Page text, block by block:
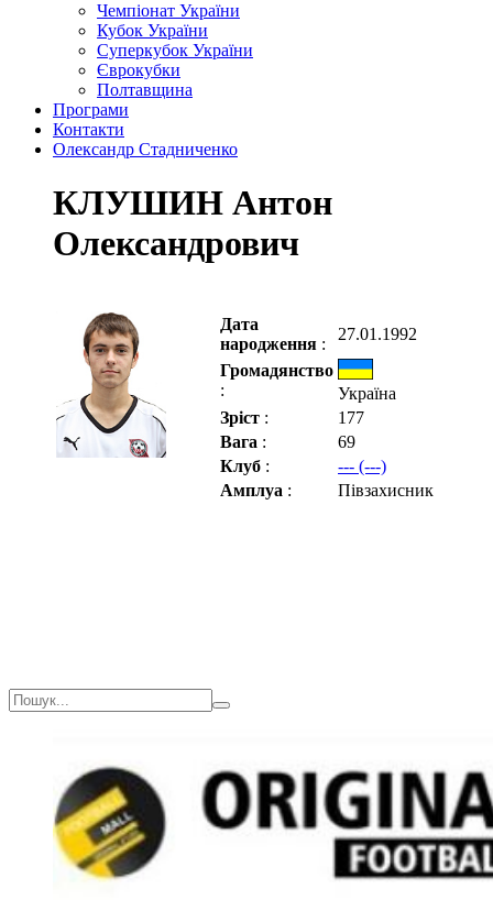
Чемпіонат України
Кубок України
Суперкубок України
Єврокубки
Полтавщина
Програми
Контакти
Олександр Стадниченко
КЛУШИН Антон
Олександрович
Дата
народження :
27.01.1992
Громадянство
:
Україна
Зріст :
177
Вага :
69
Клуб :
--- (---)
Амплуа : Півзахисник